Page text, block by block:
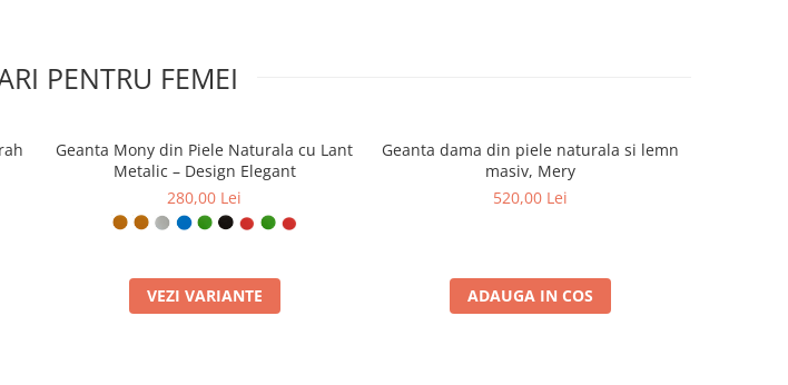
PENTRU FEMEI
Geanta Mony din Piele Naturala cu Lant
Metalic – Design Elegant
280,00 Lei
VEZI VARIANTE
Geanta dama din piele naturala si lemn
masiv, Mery
520,00 Lei
ADAUGA IN COS